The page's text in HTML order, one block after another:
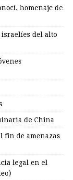
homenaje de
israelíes del alto
de China
fin de amenazas
legal en el